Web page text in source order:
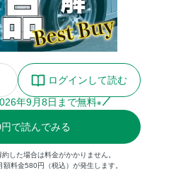
ログインして読む
年9月8日まで無料※
で読んでみる
した場合は料金がかかりません。
料金580円（税込）が発生します。